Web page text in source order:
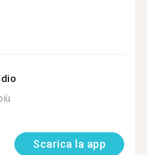
Scarica la app